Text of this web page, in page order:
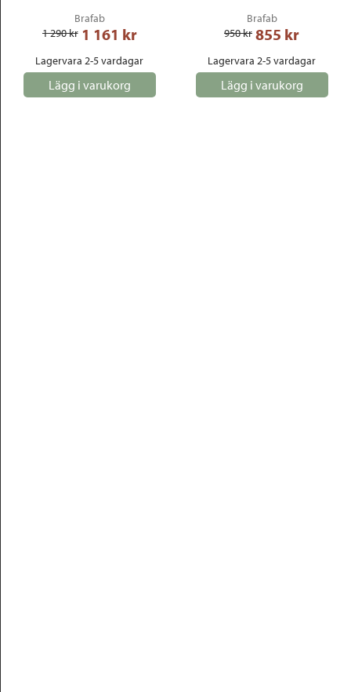
Brafab
1 290 kr 1 161 kr
Lagervara 2-5 vardagar
Lägg i varukorg
Brafab
950 kr 855 kr
Lagervara 2-5 vardagar
Lägg i varukorg